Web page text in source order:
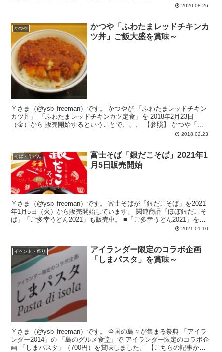
2020.08.26
かつや
かつや「ふわたまレッドチキンカ
ツ丼」ご飯大盛を賞味～
Ｙさま（@ysb_freeman）です。 かつやが 「ふわたまレッドチキン
カツ丼」 「ふわたまレッドチキンカツ定食」を 2018年2月23日
（金）から 販売開始するということで、、、 【参照】 かつや「...
2018.02.23
そば・うどん
富士そば「銀だこそば」2021年1
月5日販売開始
Ｙさま（@ysb_freeman）です。 富士そばが「銀だこそば」を2021
年1月5日（火）から販売開始しています。 関連商品「ほぼ銀だこそ
ば」「ご多幸うどん2021」も販売中。 ■「ご多幸うどん2021」を賞
2021.01.10
イベント・祭り
アイランダー限定のコラボ企画
「しまパスタ」を賞味～
Ｙさま（@ysb_freeman）です。 全国の島々が集まる祭典 「アイラ
ンダー2014」の 「島のグルメ食堂」で アイランダー限定のコラボ企
画 「しまパスタ」（700円）を賞味しました。 【こちらの記事から